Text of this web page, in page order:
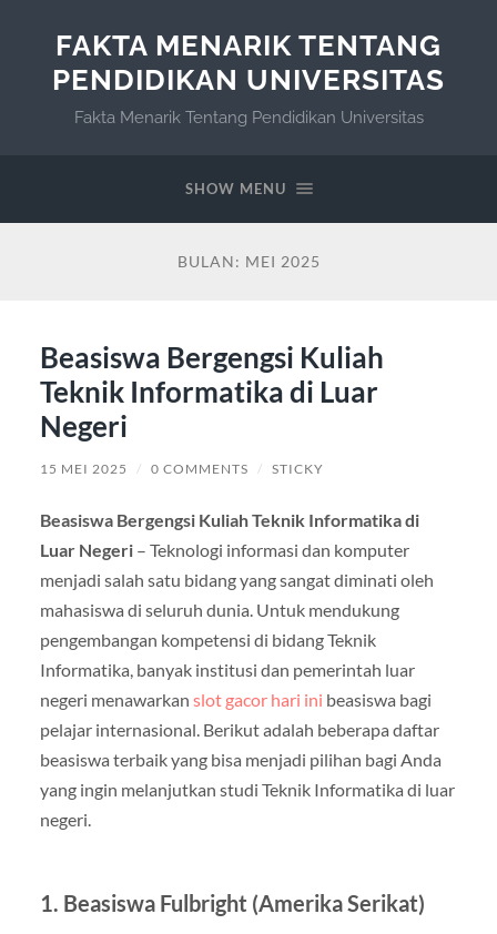
FAKTA MENARIK TENTANG
PENDIDIKAN UNIVERSITAS
Fakta Menarik Tentang Pendidikan Universitas
SHOW MENU
BULAN: MEI 2025
Beasiswa Bergengsi Kuliah
Teknik Informatika di Luar
Negeri
15 MEI 2025 / 0 COMMENTS / STICKY
Beasiswa Bergengsi Kuliah Teknik Informatika di
Luar Negeri– Teknologi informasi dan komputer
menjadi salah satu bidang yang sangat diminati oleh
mahasiswa di seluruh dunia. Untuk mendukung
pengembangan kompetensi di bidang Teknik
Informatika, banyak institusi dan pemerintah luar
negeri menawarkan slot gacor hari ini beasiswa bagi
pelajar internasional. Berikut adalah beberapa daftar
beasiswa terbaik yang bisa menjadi pilihan bagi Anda
yang ingin melanjutkan studi Teknik Informatika di luar
negeri.
1. Beasiswa Fulbright (Amerika Serikat)